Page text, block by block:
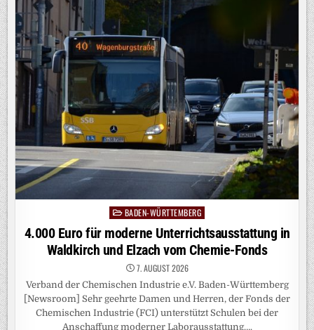
ES
UM
IN
BADEN-
WÜRTTEMBERG
PostedBADEN-WÜRTTEMBERG
4.000 Euro für moderne Unterrichtsausstattung in
Waldkirch und Elzach vom Chemie-Fonds
7. AUGUST 2026
Verband der Chemischen Industrie e.V. Baden-Württemberg
[Newsroom] Sehr geehrte Damen und Herren, der Fonds der
Chemischen Industrie (FCI) unterstützt Schulen bei der
Anschaffung moderner Laborausstattung….